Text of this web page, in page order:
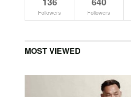
Followers Followers
MOST VIEWED